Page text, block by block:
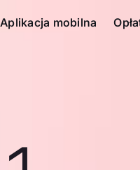
Aplikacja mobilna